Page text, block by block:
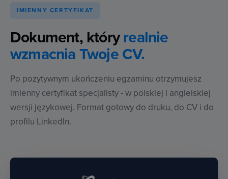
IMIENNY CERTYFIKAT
Dokument, któryrealnie
wzmacnia Twoje CV.
Po pozytywnym ukończeniu egzaminu otrzymujesz
imienny certyfikat specjalisty - w polskiej i angielskiej
wersji językowej. Format gotowy do druku, do CV i do
profilu LinkedIn.